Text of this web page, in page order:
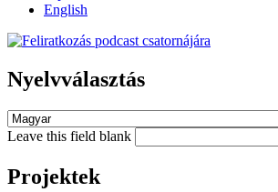
English
Nyelvválasztás
Leave this field blank
Projektek